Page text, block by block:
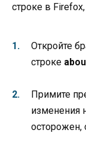
строке в
Откройте
строке
Примите
изменения